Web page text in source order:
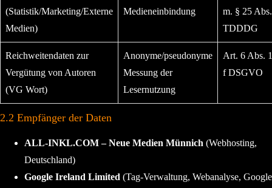
(Statistik/Marketing/Externe
Medien)
Medieneinbindung
m. § 25
TDDDG
Reichweitendaten zur
Vergütung von Autoren
(VG Wort)
Anonyme/pseudonyme
Messung der
Lesernutzung
Art. 6 Abs.
f DSGVO
2.2 Empfänger der Daten
ALL-INKL.COM – Neue Medien Münnich (Webhosting,
Deutschland)
Google Ireland Limited (Tag-Verwaltung, Webanalyse, Google